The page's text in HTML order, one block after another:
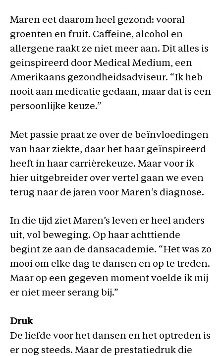
Maren eet daarom heel gezond: vooral
groenten en fruit. Caffeine, alcohol en
allergene raakt ze niet meer aan. Dit alles is
geinspireerd door Medical Medium, een
Amerikaans gezondheidsadviseur. “Ik heb
nooit aan medicatie gedaan, maar dat is een
persoonlijke keuze.”
Met passie praat ze over de beïnvloedingen
van haar ziekte, daar het haar geïnspireerd
heeft in haar carrièrekeuze. Maar voor ik
hier uitgebreider over vertel gaan we even
terug naar de jaren voor Maren’s diagnose.
In die tijd ziet Maren’s leven er heel anders
uit, vol beweging. Op haar achttiende
begint ze aan de dansacademie. “Het was zo
mooi om elke dag te dansen en op te treden.
Maar op een gegeven moment voelde ik mij
er niet meer serang bij.”
Druk
De liefde voor het dansen en het optreden is
er nog steeds. Maar de prestatiedruk die